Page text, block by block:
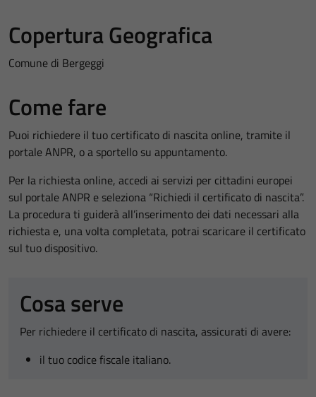
Copertura Geografica
Comune di Bergeggi
Come fare
Puoi richiedere il tuo certificato di nascita online, tramite il
portale ANPR, o a sportello su appuntamento.
Per la richiesta online, accedi ai servizi per cittadini europei
sul portale ANPR e seleziona “Richiedi il certificato di nascita”.
La procedura ti guiderà all’inserimento dei dati necessari alla
richiesta e, una volta completata, potrai scaricare il certificato
sul tuo dispositivo.
Cosa serve
Per richiedere il certificato di nascita, assicurati di avere:
il tuo codice fiscale italiano.